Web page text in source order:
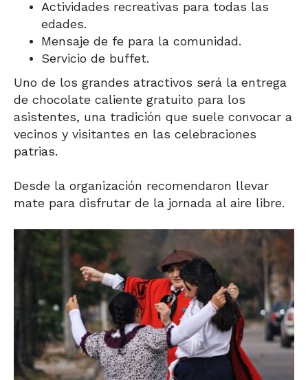
Actividades recreativas para todas las
edades.
Mensaje de fe para la comunidad.
Servicio de buffet.
Uno de los grandes atractivos será la entrega
de chocolate caliente gratuito para los
asistentes, una tradición que suele convocar a
vecinos y visitantes en las celebraciones
patrias.
Desde la organización recomendaron llevar
mate para disfrutar de la jornada al aire libre.